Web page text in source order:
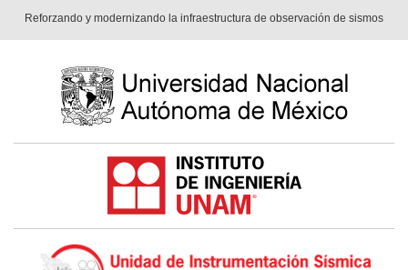
Reforzando y modernizando la infraestruc­tura de observación de sismos